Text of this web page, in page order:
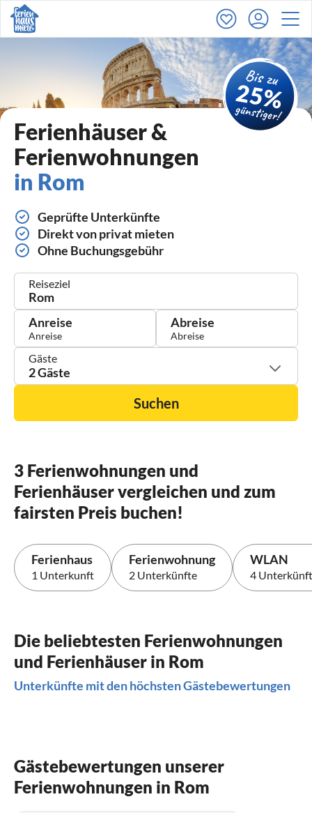
Ferienhäuser &
Ferienwohnungen
in Rom
Geprüfte Unterkünfte
Direkt von privat mieten
Ohne Buchungsgebühr
Reiseziel
Anreise Abreise
Gäste
2 Gäste
Suchen
3 Ferienwohnungen und
Ferienhäuser vergleichen und zum
fairsten Preis buchen!
Ferienhaus
1 Unterkunft
Ferienwohnung
2 Unterkünfte
WLAN
4
Die beliebtesten Ferienwohnungen
und Ferienhäuser in Rom
Unterkünfte mit den höchsten Gästebewertungen
Gästebewertungen unserer
Ferienwohnungen in Rom